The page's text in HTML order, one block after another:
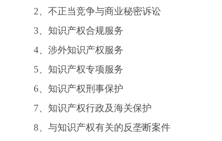
2、不正当竞争与商业秘密诉讼
3、知识产权合规服务
4、涉外知识产权服务
5、知识产权专项服务
6、知识产权刑事保护
7、知识产权行政及海关保护
8、与知识产权有关的反垄断案件